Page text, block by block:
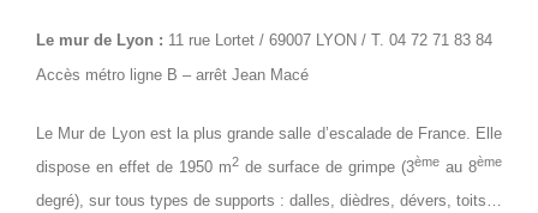
Le mur de Lyon : 11 rue Lortet / 69007 LYON / T. 04 72 71 83 84
Accès métro ligne B – arrêt Jean Macé
Le Mur de Lyon est la plus grande salle d’escalade de France. Elle
dispose en effet de 1950 m2 de surface de grimpe (3ème au 8ème
degré), sur tous types de supports : dalles, dièdres, dévers, toits…